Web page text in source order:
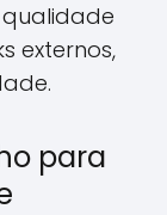
externos,
para